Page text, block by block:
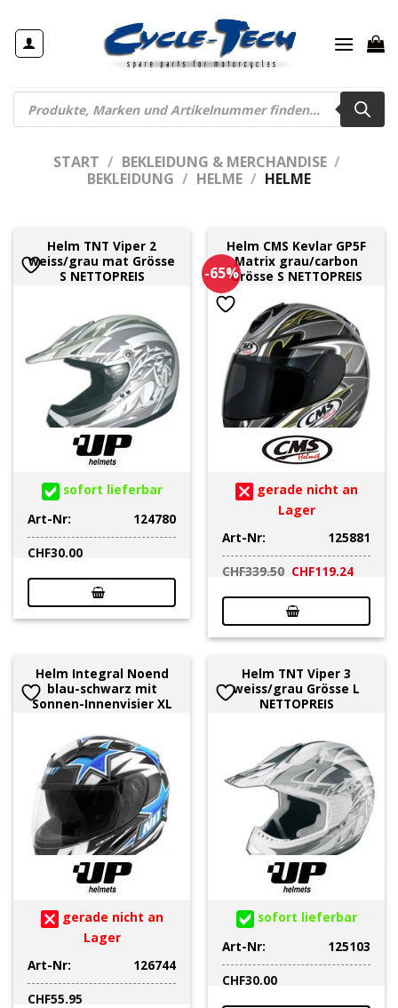
Inhalt
springen
Products
search
START / BEKLEIDUNG & MERCHANDISE /
BEKLEIDUNG / HELME / HELME
Helm TNT Viper 2
weiss/grau mat Grösse
S NETTOPREIS
sofort lieferbar
Art-Nr:
124780
CHF30.00
-65%
Helm CMS Kevlar GP5F
Matrix grau/carbon
Grösse S NETTOPREIS
gerade nicht an
Lager
Art-Nr:
125881
CHF339.50 Ursprünglicher
Preis
war:
CHF339.50
CHF119.24
Preis
ist:
Helm Integral Noend
blau-schwarz mit
Sonnen-Innenvisier XL
gerade nicht an
Lager
Art-Nr:
126744
CHF55.95
Helm TNT Viper 3
weiss/grau Grösse L
NETTOPREIS
sofort lieferbar
Art-Nr:
125103
CHF30.00